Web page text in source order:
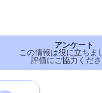
アンケート
この情報は役に立ちま
評価にご協力くださ